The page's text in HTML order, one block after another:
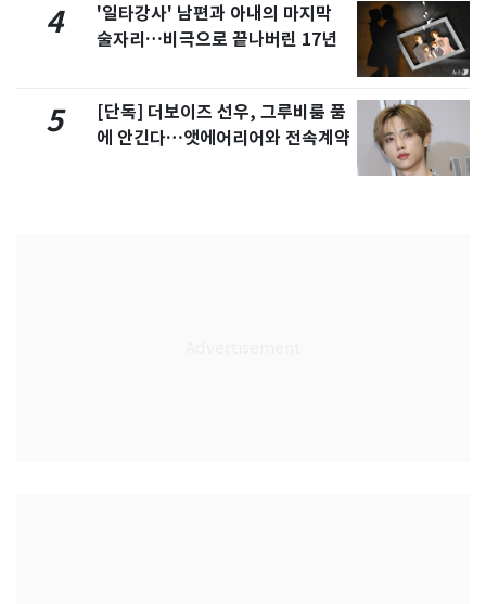
4
'일타강사' 남편과 아내의 마지막
술자리…비극으로 끝나버린 17년
5
[단독] 더보이즈 선우, 그루비룸 품
에 안긴다…앳에어리어와 전속계약